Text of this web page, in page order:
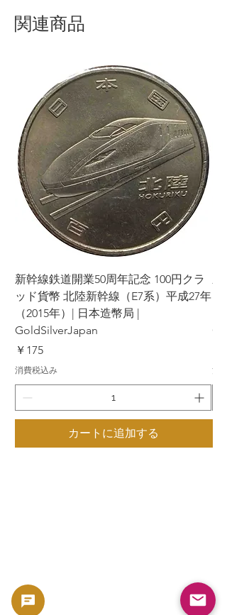
関連商品
新幹線鉄道開業50周年記念 100円クラ
ッド貨幣 北陸新幹線（E7系）平成27年
（2015年）| 日本造幣局 |
GoldSilverJapan
価格
￥175
消費税込み
カートに追加する
消